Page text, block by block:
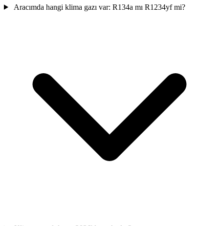
Aracımda hangi klima gazı var: R134a mı R1234yf mi?